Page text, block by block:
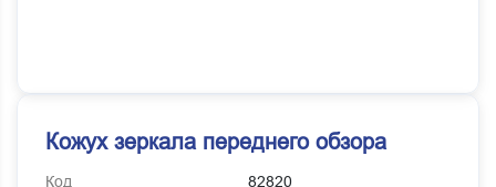
Кожух зеркала переднего обзора
Код
82820